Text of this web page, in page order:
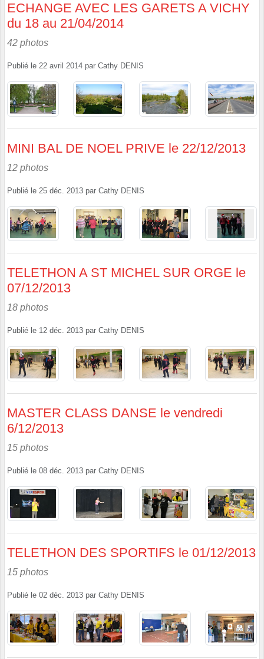
ECHANGE AVEC LES GARETS A VICHY
du 18 au 21/04/2014
42 photos
Publié le 22 avril 2014 par Cathy DENIS
MINI BAL DE NOEL PRIVE le 22/12/2013
12 photos
Publié le 25 déc. 2013 par Cathy DENIS
TELETHON A ST MICHEL SUR ORGE le
07/12/2013
18 photos
Publié le 12 déc. 2013 par Cathy DENIS
MASTER CLASS DANSE le vendredi
6/12/2013
15 photos
Publié le 08 déc. 2013 par Cathy DENIS
TELETHON DES SPORTIFS le 01/12/2013
15 photos
Publié le 02 déc. 2013 par Cathy DENIS